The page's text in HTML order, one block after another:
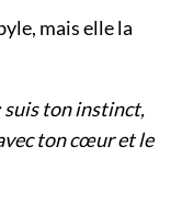
mais elle la
suis ton instinct,
ton cœur et le